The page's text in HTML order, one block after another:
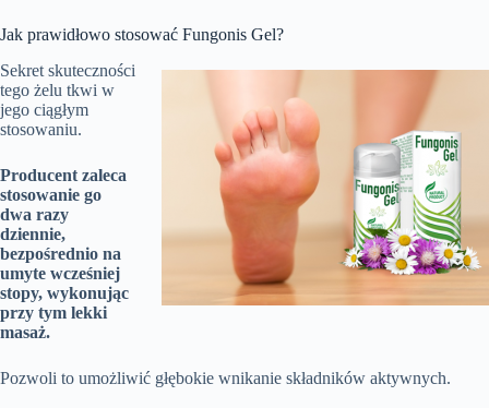
Jak prawidłowo stosować Fungonis Gel?
Sekret skuteczności
tego żelu tkwi w
jego ciągłym
stosowaniu.
Producent zaleca
stosowanie go
dwa razy
dziennie,
bezpośrednio na
umyte wcześniej
stopy, wykonując
przy tym lekki
masaż.
Pozwoli to umożliwić głębokie wnikanie składników aktywnych.